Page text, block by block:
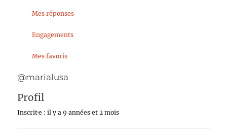
Mes réponses
Engagements
Mes favoris
@marialusa
Profil
Inscrit·e : il y a 9 années et 2 mois